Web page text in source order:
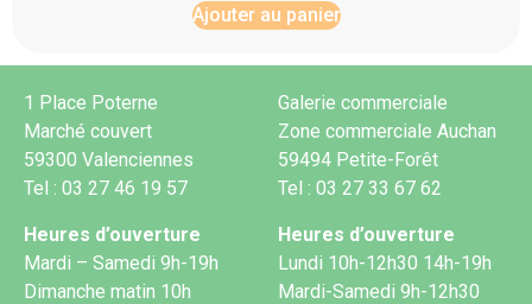
Ajouter au panier
1 Place Poterne
Marché couvert
59300 Valenciennes
Tel : 03 27 46 19 57
Heures d’ouverture
Mardi – Samedi 9h-19h
Dimanche matin 10h
Galerie commerciale
Zone commerciale Auchan
59494 Petite-Forêt
Tel : 03 27 33 67 62
Heures d’ouverture
Lundi 10h-12h30 14h-19h
Mardi-Samedi 9h-12h30